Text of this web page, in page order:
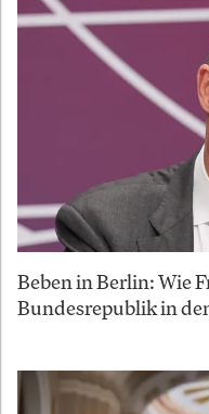
Beben in Berlin: Wie
Bundesrepublik in